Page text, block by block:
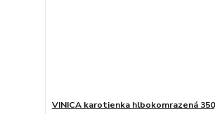
VINICA karotienka hlbokomrazená